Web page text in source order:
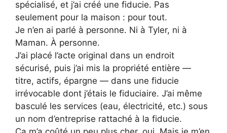
spécialisé, et j’ai créé une fiducie. Pas
seulement pour la maison : pour tout.
Je n’en ai parlé à personne. Ni à Tyler, ni à
Maman. À personne.
J’ai placé l’acte original dans un endroit
sécurisé, puis j’ai mis la propriété entière —
titre, actifs, épargne — dans une fiducie
irrévocable dont j’étais le fiduciaire. J’ai même
basculé les services (eau, électricité, etc.) sous
un nom d’entreprise rattaché à la fiducie.